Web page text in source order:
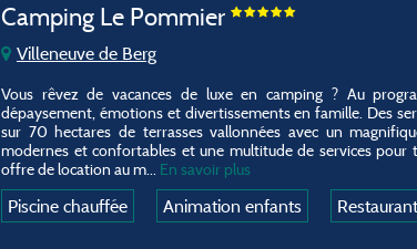
Camping Le Pommier
Villeneuve de Berg
Vous rêvez de vacances de luxe en camping ? Au
dépaysement, émotions et divertissements en famille. Des
sur 70 hectares de terrasses vallonnées avec un
modernes et confortables et une multitude de services pour
offre de location au m
En savoir plus
Piscine chauffée Animation enfants Restaurant